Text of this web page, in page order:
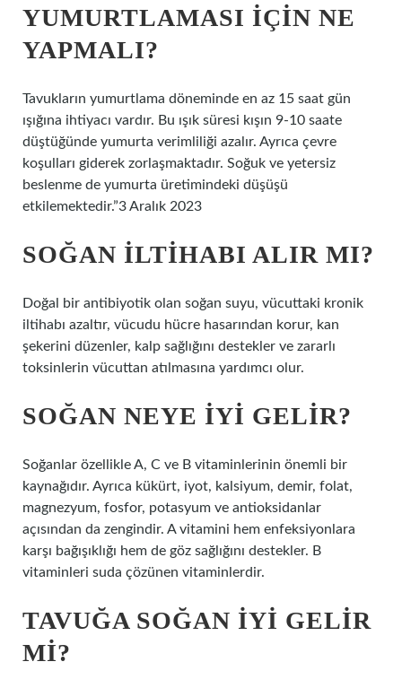
YUMURTLAMASI IÇIN NE
YAPMALI?
Tavukların yumurtlama döneminde en az 15 saat gün
ışığına ihtiyacı vardır. Bu ışık süresi kışın 9-10 saate
düştüğünde yumurta verimliliği azalır. Ayrıca çevre
koşulları giderek zorlaşmaktadır. Soğuk ve yetersiz
beslenme de yumurta üretimindeki düşüşü
etkilemektedir.”3 Aralık 2023
SOĞAN ILTIHABI ALIR MI?
Doğal bir antibiyotik olan soğan suyu, vücuttaki kronik
iltihabı azaltır, vücudu hücre hasarından korur, kan
şekerini düzenler, kalp sağlığını destekler ve zararlı
toksinlerin vücuttan atılmasına yardımcı olur.
SOĞAN NEYE IYI GELIR?
Soğanlar özellikle A, C ve B vitaminlerinin önemli bir
kaynağıdır. Ayrıca kükürt, iyot, kalsiyum, demir, folat,
magnezyum, fosfor, potasyum ve antioksidanlar
açısından da zengindir. A vitamini hem enfeksiyonlara
karşı bağışıklığı hem de göz sağlığını destekler. B
vitaminleri suda çözünen vitaminlerdir.
TAVUĞA SOĞAN IYI GELIR
MI?